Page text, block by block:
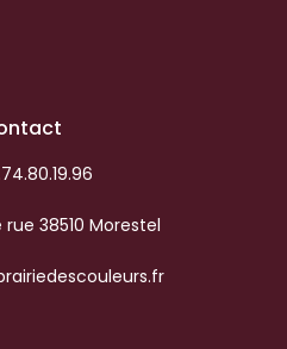
38510 Morestel